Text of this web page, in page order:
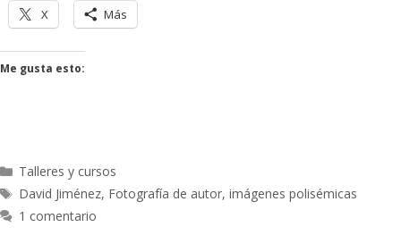
X Más
Me gusta esto:
Talleres y cursos
David Jiménez, Fotografía de autor,imágenes polisémicas
1 comentario